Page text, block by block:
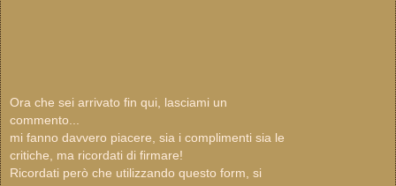
Ora che sei arrivato fin qui, lasciami un
commento...
mi fanno davvero piacere, sia i complimenti sia le
critiche, ma ricordati di firmare!
Ricordati però che utilizzando questo form, si